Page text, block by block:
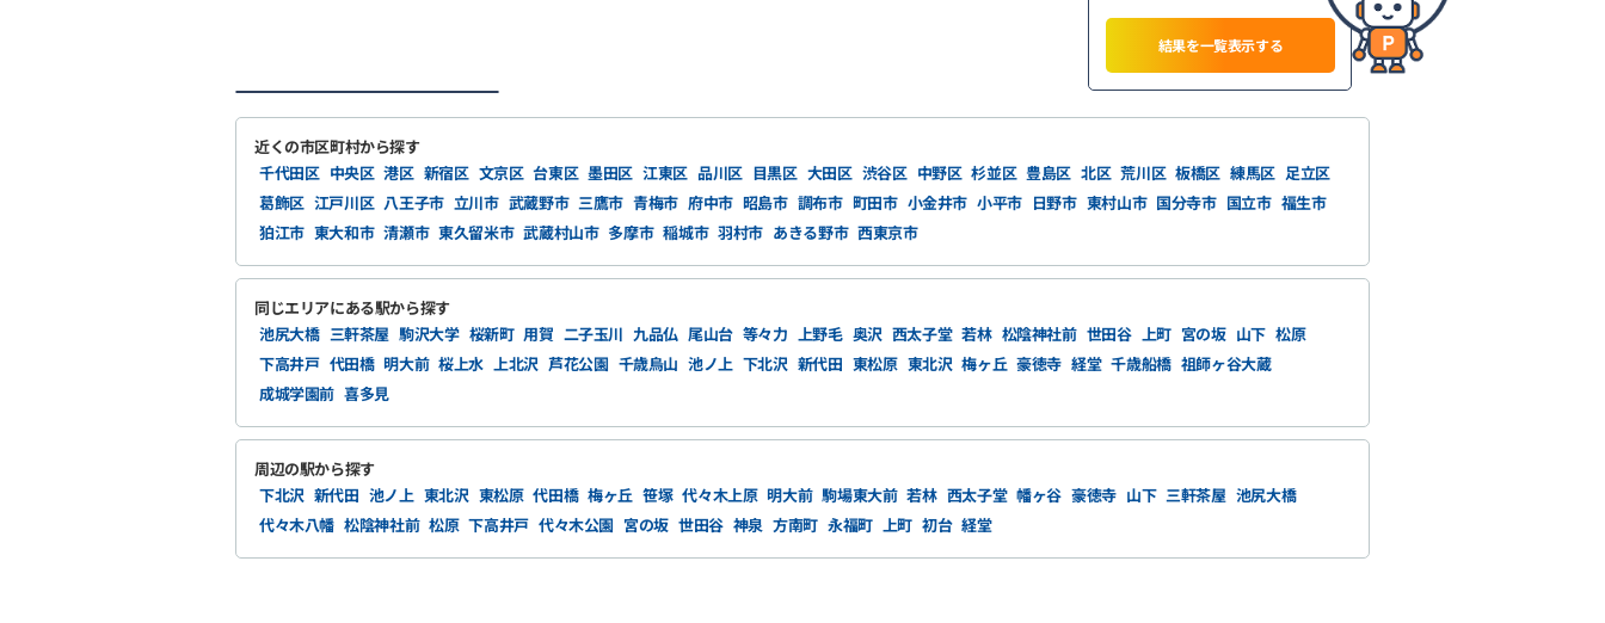
結果を一覧表示する
近くの市区町村から探す
千代田区 中央区 港区 新宿区 文京区 台東区 墨田区 江東区 品川区 目黒区 大田区 渋谷区 中野区 杉並区 豊島区 北区 荒川区 板橋区 練馬区 足立区
葛飾区 江戸川区 八王子市 立川市 武蔵野市 三鷹市 青梅市 府中市 昭島市 調布市 町田市 小金井市 小平市 日野市 東村山市 国分寺市 国立市 福生市
狛江市 東大和市 清瀬市 東久留米市 武蔵村山市 多摩市 稲城市 羽村市 あきる野市 西東京市
同じエリアにある駅から探す
池尻大橋 三軒茶屋 駒沢大学 桜新町 用賀 二子玉川 九品仏 尾山台 等々力 上野毛 奥沢 西太子堂 若林 松陰神社前 世田谷 上町 宮の坂 山下 松原
下高井戸 代田橋 明大前 桜上水 上北沢 芦花公園 千歳烏山 池ノ上 下北沢 新代田 東松原 東北沢 梅ヶ丘 豪徳寺 経堂 千歳船橋 祖師ヶ谷大蔵
成城学園前 喜多見
周辺の駅から探す
下北沢 新代田 池ノ上 東北沢 東松原 代田橋 梅ヶ丘 笹塚 代々木上原 明大前 駒場東大前 若林 西太子堂 幡ヶ谷 豪徳寺 山下 三軒茶屋 池尻大橋
代々木八幡 松陰神社前 松原 下高井戸 代々木公園 宮の坂 世田谷 神泉 方南町 永福町 上町 初台 経堂